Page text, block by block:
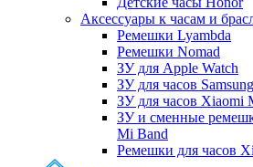
Аксессуары к часам и
Ремешки Lyambda
Ремешки Nomad
ЗУ для Apple Watch
ЗУ для часов Samsung
ЗУ для часов Xiaomi
ЗУ и сменные
Mi Band
Ремешки для часов